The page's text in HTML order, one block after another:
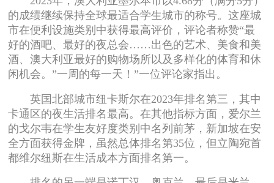
的成绩继续保持全球最适合学生城市的称号。这座城
市在便利设施类别中获得最高评价，评论者称赞“最
好的酒吧、最好的夜总会……出色的艺术、美食和美
酒、澳大利亚最好的购物场所以及多样化的体育和休
闲机会。”一周的每一天！”一位评论家指出。
英国北部城市纽卡斯尔在2023年排名第三，其中
卡通区的夜生活排名最高。在其他指标方面，爱尔兰
的戈尔韦在学生友好度类别中名列前茅，新加坡在安
全方面获得金牌，虽然总体排名第35位，但立陶宛首
都维尔纽斯在生活成本方面排名第一。